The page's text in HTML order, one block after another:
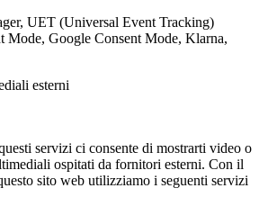
UET (Universal Event Tracking)
Mode, Google Consent Mode, Klarna,
esterni
servizi ci consente di mostrarti video o
ospitati da fornitori esterni. Con il
sito web utilizziamo i seguenti servizi